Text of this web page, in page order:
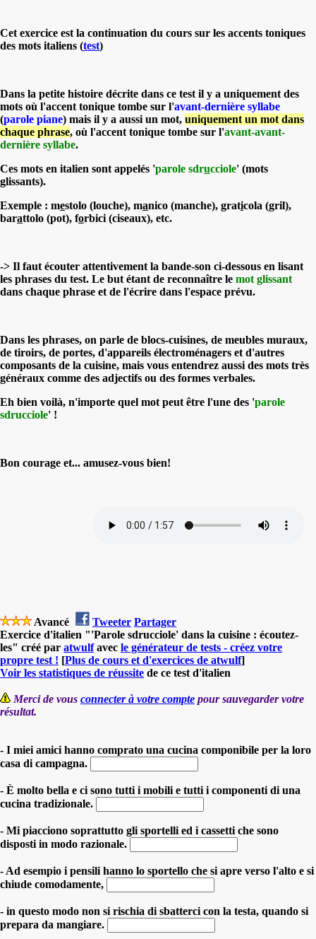
Cet exercice est la continuation du cours sur les accents toniques
des mots italiens (test)
Dans la petite histoire décrite dans ce test il y a uniquement des
mots où l'accent tonique tombe sur l'avant-dernière syllabe
(parole piane) mais il y a aussi un mot, uniquement un mot dans
chaque phrase, où l'accent tonique tombe sur l'avant-avant-
dernière syllabe.
Ces mots en italien sont appelés 'parole sdrucciole' (mots
glissants).
Exemple : mestolo (louche), manico (manche), graticola (gril),
barattolo (pot), forbici (ciseaux), etc.
-> Il faut écouter attentivement la bande-son ci-dessous en lisant
les phrases du test. Le but étant de reconnaître le mot glissant
dans chaque phrase et de l'écrire dans l'espace prévu.
Dans les phrases, on parle de blocs-cuisines, de meubles muraux,
de tiroirs, de portes, d'appareils électroménagers et d'autres
composants de la cuisine, mais vous entendrez aussi des mots très
généraux comme des adjectifs ou des formes verbales.
Eh bien voilà, n'importe quel mot peut être l'une des 'parole
sdrucciole' !
Bon courage et... amusez-vous bien!
Avancé Tweeter Partager
Exercice d'italien "'Parole sdrucciole' dans la cuisine : écoutez-
les" créé par atwulfavec le générateur de tests - créez votre
propre test ! [Plus de cours et d'exercices de atwulf]
Voir les statistiques de réussite de ce test d'italien
Merci de vous connecter à votre compte pour sauvegarder votre
résultat.
- I miei amici hanno comprato una cucina componibile per la loro
casa di campagna.
- È molto bella e ci sono tutti i mobili e tutti i componenti di una
cucina tradizionale.
- Mi piacciono soprattutto gli sportelli ed i cassetti che sono
disposti in modo razionale.
- Ad esempio i pensili hanno lo sportello che si apre verso l'alto e si
chiude comodamente,
- in questo modo non si rischia di sbatterci con la testa, quando si
prepara da mangiare.